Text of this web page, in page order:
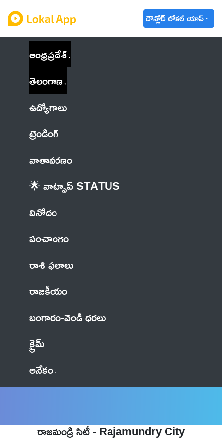
డౌన్లోడ్ లోకల్ యాప్
ఆంధ్రప్రదేశ్
తెలంగాణ
ఉద్యోగాలు
ట్రెండింగ్
వాతావరణం
🌟 వాట్సాప్ STATUS
వినోదం
పంచాంగం
రాశి ఫలాలు
రాజకీయం
బంగారం-వెండి ధరలు
క్రైమ్
అనేకం
రాజమండ్రి సిటీ - Rajamundry City